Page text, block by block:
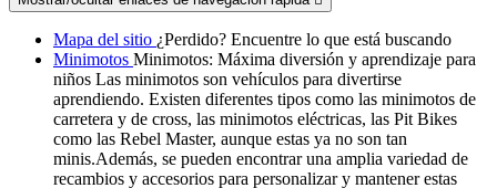
Mapa del sitio ¿Perdido? Encuentre lo que está buscando
Minimotos Minimotos: Máxima diversión y aprendizaje para
niños Las minimotos son vehículos para divertirse
aprendiendo. Existen diferentes tipos como las minimotos de
carretera y de cross, las minimotos eléctricas, las Pit Bikes
como las Rebel Master, aunque estas ya no son tan
minis.Además, se pueden encontrar una amplia variedad de
recambios y accesorios para personalizar y mantener estas